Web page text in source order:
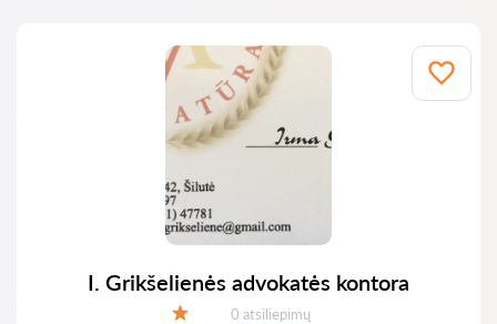
I. Grikšelienės advokatės kontora
Atsiliepimų:
0 atsiliepimų